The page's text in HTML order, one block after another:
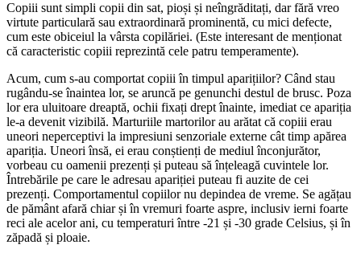
Copiii sunt simpli copii din sat, pioși și neîngrăditați, dar fără vreo
virtute particulară sau extraordinară prominentă, cu mici defecte,
cum este obiceiul la vârsta copilăriei. (Este interesant de menționat
că caracteristic copiii reprezintă cele patru temperamente).
Acum, cum s-au comportat copiii în timpul aparițiilor? Când stau
rugându-se înaintea lor, se aruncă pe genunchi destul de brusc. Poza
lor era uluitoare dreaptă, ochii fixați drept înainte, imediat ce apariția
le-a devenit vizibilă. Marturiile martorilor au arătat că copiii erau
uneori neperceptivi la impresiuni senzoriale externe cât timp apărea
apariția. Uneori însă, ei erau conștienți de mediul înconjurător,
vorbeau cu oamenii prezenți și puteau să înțeleagă cuvintele lor.
Întrebările pe care le adresau apariției puteau fi auzite de cei
prezenți. Comportamentul copiilor nu depindea de vreme. Se agățau
de pământ afară chiar și în vremuri foarte aspre, inclusiv ierni foarte
reci ale acelor ani, cu temperaturi între -21 și -30 grade Celsius, și în
zăpadă și ploaie.